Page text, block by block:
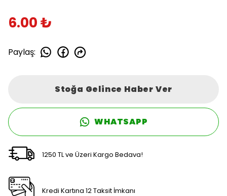
6.00 ₺
Paylaş:
Stoğa Gelince Haber Ver
WHATSAPP
1250 TL ve Üzeri Kargo Bedava!
Kredi Kartına 12 Taksit İmkanı